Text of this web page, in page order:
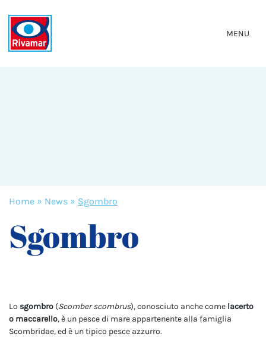
MENU
Home » News » Sgombro
Sgombro
Lo sgombro (Scomber scombrus), conosciuto anche come lacerto
o maccarello, è un pesce di mare appartenente alla famiglia
Scombridae, ed è un tipico pesce azzurro.